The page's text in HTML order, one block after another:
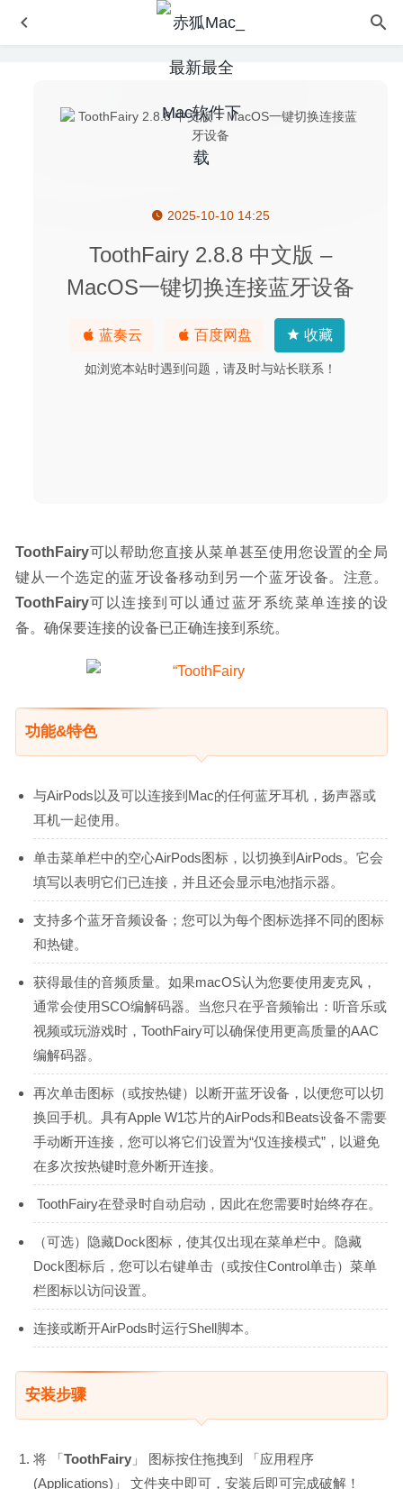
2025-10-10 14:25
ToothFairy 2.8.8 中文版 –
MacOS一键切换连接蓝牙设备
蓝奏云 百度网盘 收藏
如浏览本站时遇到问题，请及时与站长联系！
ToothFairy可以帮助您直接从菜单甚至使用您设置的全局
键从一个选定的蓝牙设备移动到另一个蓝牙设备。注意。
ToothFairy可以连接到可以通过蓝牙系统菜单连接的设
备。确保要连接的设备已正确连接到系统。
功能&特色
与AirPods以及可以连接到Mac的任何蓝牙耳机，扬声器或
耳机一起使用。
单击菜单栏中的空心AirPods图标，以切换到AirPods。它会
填写以表明它们已连接，并且还会显示电池指示器。
支持多个蓝牙音频设备；您可以为每个图标选择不同的图标
和热键。
获得最佳的音频质量。如果macOS认为您要使用麦克风，
通常会使用SCO编解码器。当您只在乎音频输出：听音乐或
视频或玩游戏时，ToothFairy可以确保使用更高质量的AAC
编解码器。
再次单击图标（或按热键）以断开蓝牙设备，以便您可以切
换回手机。具有Apple W1芯片的AirPods和Beats设备不需要
手动断开连接，您可以将它们设置为“仅连接模式”，以避免
在多次按热键时意外断开连接。
ToothFairy在登录时自动启动，因此在您需要时始终存在。
（可选）隐藏Dock图标，使其仅出现在菜单栏中。隐藏
Dock图标后，您可以右键单击（或按住Control单击）菜单
栏图标以访问设置。
连接或断开AirPods时运行Shell脚本。
安装步骤
将 「ToothFairy 」 图标按住拖拽到 「应用程序
(Applications)」 文件夹中即可，安装后即可完成破解！
Mini Motorways Mac迷你高速公路 1.19.5 中文版 – 城市交
balenaEtcher 1.5.80 for Mac – U盘启动盘制作工具
VideoScan 1.0.5 – 视频隐藏信息查看分析工具 2020-08-27
FileBot 4.9.5 – 文件批量文件重命名软件 2022-02-26
GarageSale 9.9.5 – eBay网上在线拍卖客户端 2026-04-02